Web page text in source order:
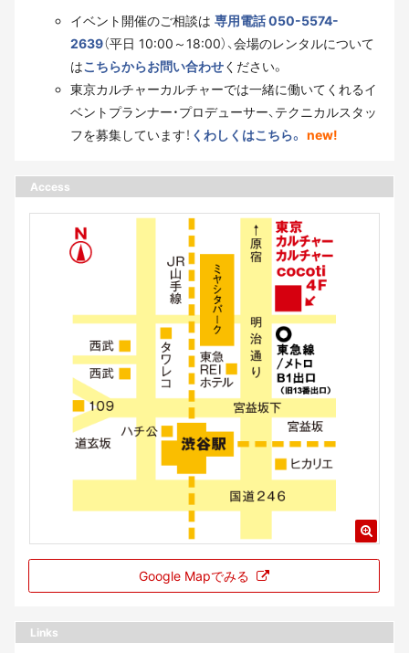
イベント開催のご相談は 専用電話 050-5574-
2639（平日 10:00～18:00）、会場のレンタルについて
はこちらからお問い合わせください。
東京カルチャーカルチャーでは一緒に働いてくれるイ
ベントプランナー・プロデューサー、テクニカルスタッ
フを募集しています！ くわしくはこちら。 new!
Access
Google Mapでみる
Links